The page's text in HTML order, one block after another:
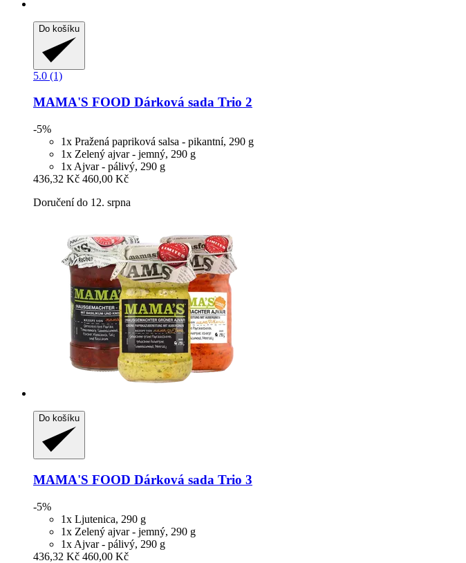
Do košíku
5.0 (1)
MAMA'S FOOD Dárková sada Trio 2
-5%
1x Pražená papriková salsa - pikantní, 290 g
1x Zelený ajvar - jemný, 290 g
1x Ajvar - pálivý, 290 g
436,32 Kč 460,00 Kč
Doručení do 12. srpna
Do košíku
MAMA'S FOOD Dárková sada Trio 3
-5%
1x Ljutenica, 290 g
1x Zelený ajvar - jemný, 290 g
1x Ajvar - pálivý, 290 g
436,32 Kč 460,00 Kč